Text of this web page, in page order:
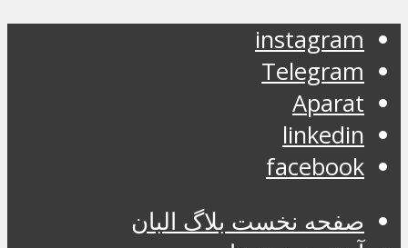
instagram
Telegram
Aparat
linkedin
facebook
صفحه نخست بلاگ البان